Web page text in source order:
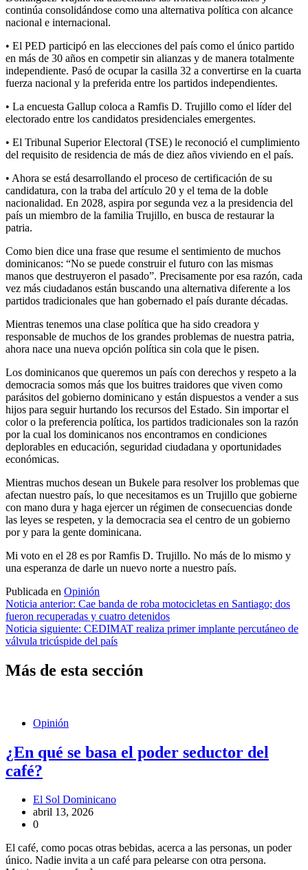
continúa consolidándose como una alternativa política con alcance
nacional e internacional.
• El PED participó en las elecciones del país como el único partido
en más de 30 años en competir sin alianzas y de manera totalmente
independiente. Pasó de ocupar la casilla 32 a convertirse en la cuarta
fuerza nacional y la preferida entre los partidos independientes.
• La encuesta Gallup coloca a Ramfis D. Trujillo como el líder del
electorado entre los candidatos presidenciales emergentes.
• El Tribunal Superior Electoral (TSE) le reconoció el cumplimiento
del requisito de residencia de más de diez años viviendo en el país.
• Ahora se está desarrollando el proceso de certificación de su
candidatura, con la traba del artículo 20 y el tema de la doble
nacionalidad. En 2028, aspira por segunda vez a la presidencia del
país un miembro de la familia Trujillo, en busca de restaurar la
patria.
Como bien dice una frase que resume el sentimiento de muchos
dominicanos: “No se puede construir el futuro con las mismas
manos que destruyeron el pasado”. Precisamente por esa razón, cada
vez más ciudadanos están buscando una alternativa diferente a los
partidos tradicionales que han gobernado el país durante décadas.
Mientras tenemos una clase política que ha sido creadora y
responsable de muchos de los grandes problemas de nuestra patria,
ahora nace una nueva opción política sin cola que le pisen.
Los dominicanos que queremos un país con derechos y respeto a la
democracia somos más que los buitres traidores que viven como
parásitos del gobierno dominicano y están dispuestos a vender a sus
hijos para seguir hurtando los recursos del Estado. Sin importar el
color o la preferencia política, los partidos tradicionales son la razón
por la cual los dominicanos nos encontramos en condiciones
deplorables en educación, seguridad ciudadana y oportunidades
económicas.
Mientras muchos desean un Bukele para resolver los problemas que
afectan nuestro país, lo que necesitamos es un Trujillo que gobierne
con mano dura y haga ejercer un régimen de consecuencias donde
las leyes se respeten, y la democracia sea el centro de un gobierno
por y para la gente dominicana.
Mi voto en el 28 es por Ramfis D. Trujillo. No más de lo mismo y
una esperanza de darle un nuevo norte a nuestro país.
Publicada en Opinión
Navegación
de
entradas
Noticia anterior: Cae banda de roba motocicletas en Santiago; dos
fueron recuperadas y cuatro detenidos
Noticia siguiente: CEDIMAT realiza primer implante percutáneo de
válvula tricúspide del país
Más de esta sección
Opinión
¿En qué se basa el poder seductor del
café?
El Sol Dominicano
abril 13, 2026
0
El café, como pocas otras bebidas, acerca a las personas, un poder
único. Nadie invita a un café para pelearse con otra persona.